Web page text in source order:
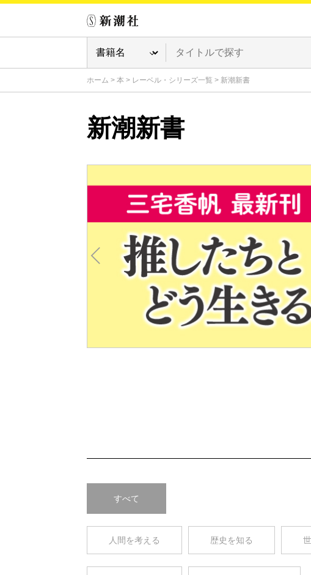
ホーム > 本 > レーベル・シリーズ一覧 > 新潮新書
新潮新書
すべて
人間を考える 歴史を知る